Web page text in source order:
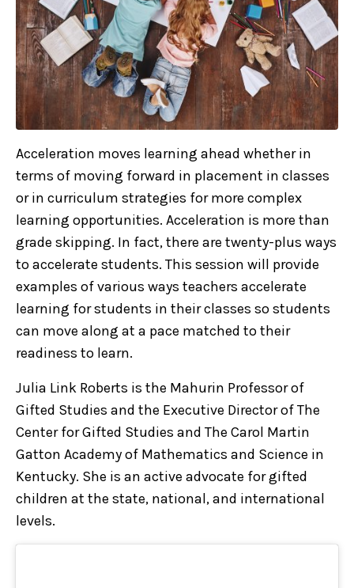
Acceleration moves learning ahead whether in
terms of moving forward in placement in classes
or in curriculum strategies for more complex
learning opportunities. Acceleration is more than
grade skipping. In fact, there are twenty-plus ways
to accelerate students. This session will provide
examples of various ways teachers accelerate
learning for students in their classes so students
can move along at a pace matched to their
readiness to learn.
Julia Link Roberts is the Mahurin Professor of
Gifted Studies and the Executive Director of The
Center for Gifted Studies and The Carol Martin
Gatton Academy of Mathematics and Science in
Kentucky. She is an active advocate for gifted
children at the state, national, and international
levels.